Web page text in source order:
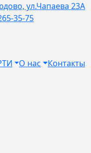
ул.Чапаева 23А
35-75
О нас Контакты